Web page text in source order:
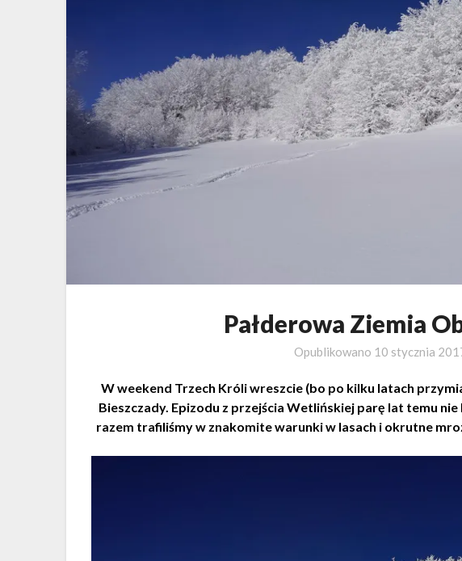
Pałderowa Ziemia
Opublikowano 10 stycznia
W weekend Trzech Króli wreszcie (bo po kilku latach
Bieszczady. Epizodu z przejścia Wetlińskiej parę lat temu nie
razem trafiliśmy w znakomite warunki w lasach i okrutne